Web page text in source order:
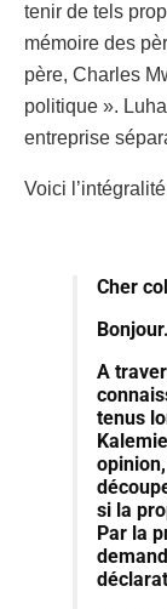
tenir de tels
mémoire des
père, Charles
politique ».
entreprise
Voici
Cher
Bonjour.
A
tenus
si la
Par la